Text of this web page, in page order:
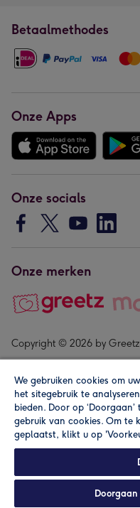
Betaalmethodes
Onze Apps
Onze socials
Onze merken
Copyright © 2026 by Greetz
Alle prijzen zijn inclusief
We gebruiken cookies om
het sitegebruik te
bieden. Door op
gebruik van cookies. Om te
geplaatst, klikt u op